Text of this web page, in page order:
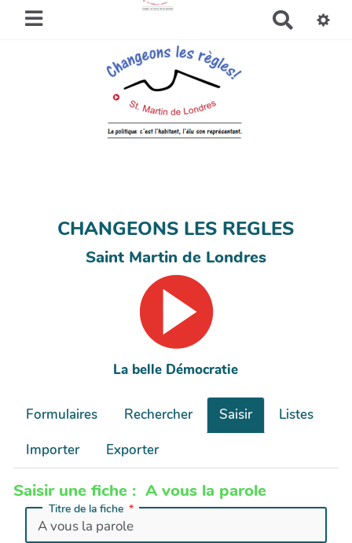
CHANGEONS LES REGLES
Saint Martin de Londres
La belle Démocratie
Formulaires Rechercher Saisir
Listes
Importer
Exporter
Saisir une fiche : A vous la parole
Titre de la fiche